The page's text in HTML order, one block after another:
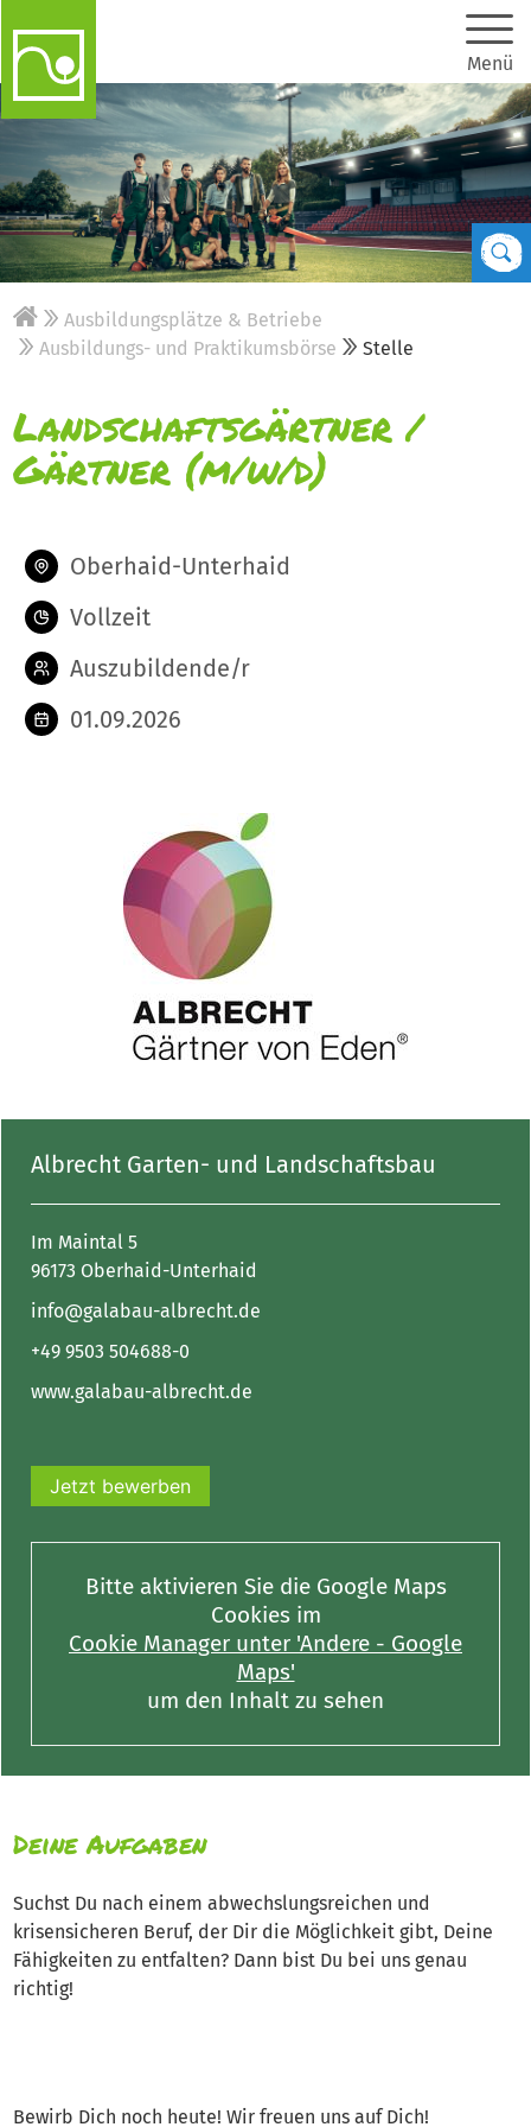
Menü
Ausbildungsplätze & Betriebe
Ausbildungs- und Praktikumsbörse
Stelle
Landschaftsgärtner /
Gärtner (m/w/d)
Oberhaid-Unterhaid
Vollzeit
Auszubildende/r
01.09.2026
Albrecht Garten- und Landschaftsbau
Im Maintal 5
96173 Oberhaid-Unterhaid
info@galabau-albrecht.de
+49 9503 504688-0
www.galabau-albrecht.de
Jetzt bewerben
Bitte aktivieren Sie die Google Maps
Cookies im
Cookie Manager unter 'Andere - Google
Maps'
um den Inhalt zu sehen
Deine Aufgaben
Suchst Du nach einem abwechslungsreichen und
krisensicheren Beruf, der Dir die Möglichkeit gibt, Deine
Fähigkeiten zu entfalten? Dann bist Du bei uns genau
richtig!
Bewirb Dich noch heute! Wir freuen uns auf Dich!